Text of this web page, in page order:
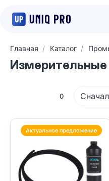
Главная Каталог
Измерительные
0
Актуальное предложение